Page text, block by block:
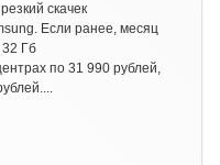
скачек
Если ранее, месяц
Гб
по 31 990 рублей,